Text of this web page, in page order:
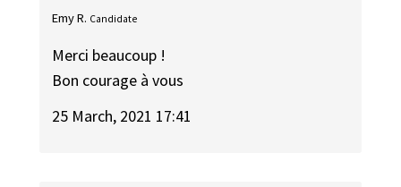
Emy R. Candidate
Merci beaucoup !
Bon courage à vous
25 March, 2021 17:41